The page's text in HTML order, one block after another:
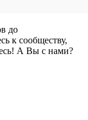
до
к сообществу,
А Вы с нами?